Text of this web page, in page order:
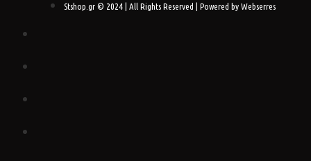
Stshop.gr © 2024 | All Rights Reserved | Powered by Webserres